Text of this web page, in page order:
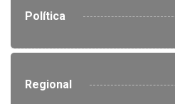
Política
Regional